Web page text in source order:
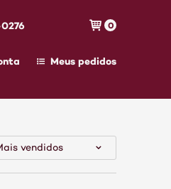
0
Meus pedidos
vendidos